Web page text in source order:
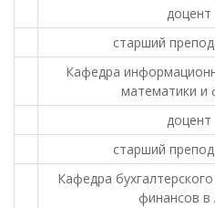
доцент
старший
Кафедра
математики и
доцент
старший
Кафедра
финансов